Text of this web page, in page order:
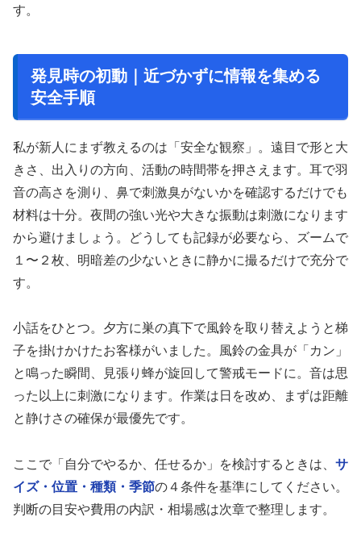
す。
発見時の初動｜近づかずに情報を集める
安全手順
私が新人にまず教えるのは「安全な観察」。遠目で形と大
きさ、出入りの方向、活動の時間帯を押さえます。耳で羽
音の高さを測り、鼻で刺激臭がないかを確認するだけでも
材料は十分。夜間の強い光や大きな振動は刺激になります
から避けましょう。どうしても記録が必要なら、ズームで
１〜２枚、明暗差の少ないときに静かに撮るだけで充分で
す。
小話をひとつ。夕方に巣の真下で風鈴を取り替えようと梯
子を掛けかけたお客様がいました。風鈴の金具が「カン」
と鳴った瞬間、見張り蜂が旋回して警戒モードに。音は思
った以上に刺激になります。作業は日を改め、まずは距離
と静けさの確保が最優先です。
ここで「自分でやるか、任せるか」を検討するときは、 サ
イズ・位置・種類・季節の４条件を基準にしてください。
判断の目安や費用の内訳・相場感は次章で整理します。